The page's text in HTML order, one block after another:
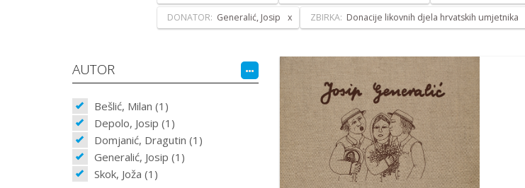
DONATOR: Generalić, Josip ZBIRKA: Donacije likovnih djela hrvatskih umjetnika
AUTOR
Bešlić, Milan (1)
Depolo, Josip (1)
Domjanić, Dragutin (1)
Generalić, Josip (1)
Skok, Joža (1)